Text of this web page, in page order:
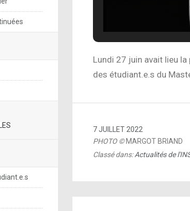
Lundi 27 juin avait lieu
des étudiant.e.s du
7 JUILLET 2022
PHOTO © MARGOT BRIAND
Classé dans:Actualités de